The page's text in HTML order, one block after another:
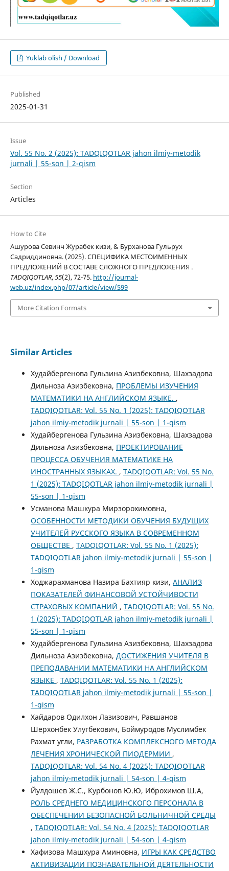
Yuklab olish / Download
Published
2025-01-31
Issue
Vol. 55 No. 2 (2025): TADQIQOTLAR jahon ilmiy-metodik
jurnali | 55-son | 2-qism
Section
Articles
How to Cite
Ашурова Севинч Журабек кизи, & Бурханова Гульрух
Садриддиновна. (2025). СПЕЦИФИКА МЕСТОИМЕННЫХ
ПРЕДЛОЖЕНИЙ В СОСТАВЕ СЛОЖНОГО ПРЕДЛОЖЕНИЯ .
TADQIQOTLAR,55(2), 72-75. http://journal-
web.uz/index.php/07/article/view/599
More Citation Formats
Similar Articles
Худайбергенова Гульзина Азизбековна, Шахзадова
Дильноза Азизбековна, ПРОБЛЕМЫ ИЗУЧЕНИЯ
МАТЕМАТИКИ НА АНГЛИЙСКОМ ЯЗЫКЕ. ,
TADQIQOTLAR: Vol. 55 No. 1 (2025): TADQIQOTLAR
jahon ilmiy-metodik jurnali | 55-son | 1-qism
Худайбергенова Гульзина Азизбековна, Шахзадова
Дильноза Азизбековна, ПРОЕКТИРОВАНИЕ
ПРОЦЕССА ОБУЧЕНИЯ МАТЕМАТИКЕ НА
ИНОСТРАННЫХ ЯЗЫКАХ. , TADQIQOTLAR: Vol. 55 No.
1 (2025): TADQIQOTLAR jahon ilmiy-metodik jurnali |
55-son | 1-qism
Усманова Машкура Мирзорохимовна,
ОСОБЕННОСТИ МЕТОДИКИ ОБУЧЕНИЯ БУДУЩИХ
УЧИТЕЛЕЙ РУССКОГО ЯЗЫКА В СОВРЕМЕННОМ
ОБЩЕСТВЕ , TADQIQOTLAR: Vol. 55 No. 1 (2025):
TADQIQOTLAR jahon ilmiy-metodik jurnali | 55-son |
1-qism
Ходжарахманова Назира Бахтияр кизи, АНАЛИЗ
ПОКАЗАТЕЛЕЙ ФИНАНСОВОЙ УСТОЙЧИВОСТИ
СТРАХОВЫХ КОМПАНИЙ , TADQIQOTLAR: Vol. 55 No.
1 (2025): TADQIQOTLAR jahon ilmiy-metodik jurnali |
55-son | 1-qism
Худайбергенова Гульзина Азизбековна, Шахзадова
Дильноза Азизбековна, ДОСТИЖЕНИЯ УЧИТЕЛЯ В
ПРЕПОДАВАНИИ МАТЕМАТИКИ НА АНГЛИЙСКОМ
ЯЗЫКЕ , TADQIQOTLAR: Vol. 55 No. 1 (2025):
TADQIQOTLAR jahon ilmiy-metodik jurnali | 55-son |
1-qism
Хайдаров Одилхон Лазизович, Равшанов
Шерхонбек Улугбекович, Боймуродов Муслимбек
Рахмат угли, РАЗРАБОТКА КОМПЛЕКСНОГО МЕТОДА
ЛЕЧЕНИЯ ХРОНИЧЕСКОЙ ПИОДЕРМИИ ,
TADQIQOTLAR: Vol. 54 No. 4 (2025): TADQIQOTLAR
jahon ilmiy-metodik jurnali | 54-son | 4-qism
Йулдошев Ж.С., Курбонов Ю.Ю, Иброхимов Ш.А,
РОЛЬ СРЕДНЕГО МЕДИЦИНСКОГО ПЕРСОНАЛА В
ОБЕСПЕЧЕНИИ БЕЗОПАСНОЙ БОЛЬНИЧНОЙ СРЕДЫ
, TADQIQOTLAR: Vol. 54 No. 4 (2025): TADQIQOTLAR
jahon ilmiy-metodik jurnali | 54-son | 4-qism
Хафизова Машхура Аминовна, ИГРЫ КАК СРЕДСТВО
АКТИВИЗАЦИИ ПОЗНАВАТЕЛЬНОЙ ДЕЯТЕЛЬНОСТИ